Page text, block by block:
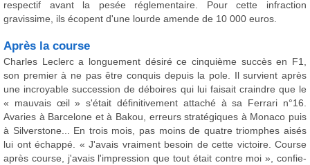
respectif avant la pesée réglementaire. Pour cette infraction
gravissime, ils écopent d'une lourde amende de 10 000 euros.
Après la course
Charles Leclerc a longuement désiré ce cinquième succès en F1,
son premier à ne pas être conquis depuis la pole. Il survient après
une incroyable succession de déboires qui lui faisait craindre que le
« mauvais œil » s'était définitivement attaché à sa Ferrari n°16.
Avaries à Barcelone et à Bakou, erreurs stratégiques à Monaco puis
à Silverstone... En trois mois, pas moins de quatre triomphes aisés
lui ont échappé. « J'avais vraiment besoin de cette victoire. Course
après course, j'avais l'impression que tout était contre moi », confie-